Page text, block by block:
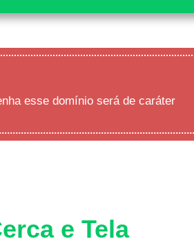
esse domínio será de caráter
e Tela